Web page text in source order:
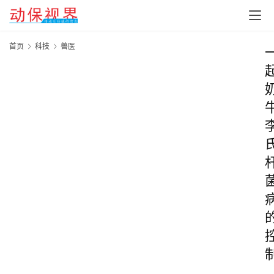
首页 科技 兽医